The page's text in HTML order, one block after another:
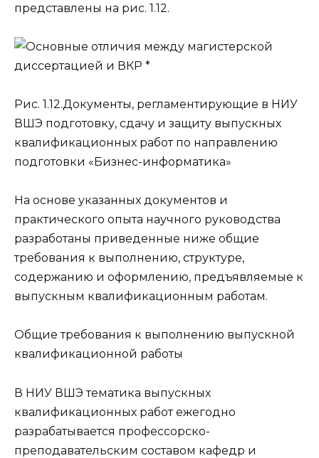
представлены на рис. 1.12.
Рис. 1.12.Документы, регламентирующие в НИУ
ВШЭ подготовку, сдачу и защиту выпускных
квалификационных работ по направлению
подготовки «Бизнес-информатика»
На основе указанных документов и
практического опыта научного руководства
разработаны приведенные ниже общие
требования к выполнению, структуре,
содержанию и оформлению, предъявляемые к
выпускным квалификационным работам.
Общие требования к выполнению выпускной
квалификационной работы
В НИУ ВШЭ тематика выпускных
квалификационных работежегодно
разрабатывается профессорско-
преподавательским составом кафедр и